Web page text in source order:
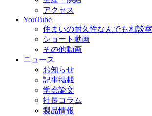
アクセス
YouTube
住まいの耐久性なんでも相談室
ショート動画
その他動画
ニュース
お知らせ
記事掲載
学会論文
社長コラム
製品情報